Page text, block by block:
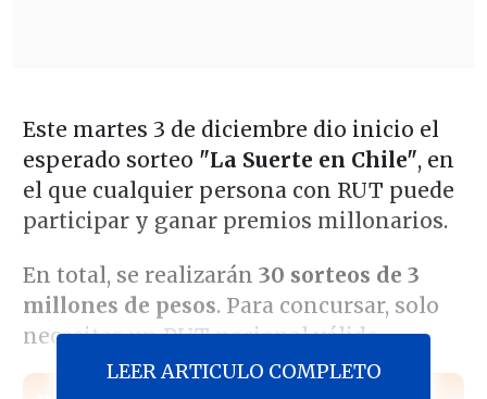
Este martes 3 de diciembre dio inicio el
esperado sorteo "La Suerte en Chile", en
el que cualquier persona con RUT puede
participar y ganar premios millonarios.
En total, se realizarán 30 sorteos de 3
millones de pesos. Para concursar, solo
necesitas un RUT nacional válido.
LEER ARTICULO COMPLETO